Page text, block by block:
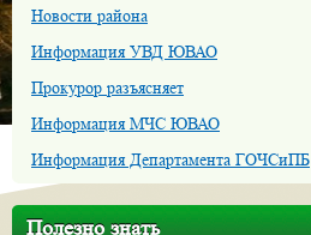
Новости района
Информация УВД ЮВАО
Прокурор разъясняет
Информация МЧС ЮВАО
Информация Департамента ГОЧСиПБ
Полезно знать